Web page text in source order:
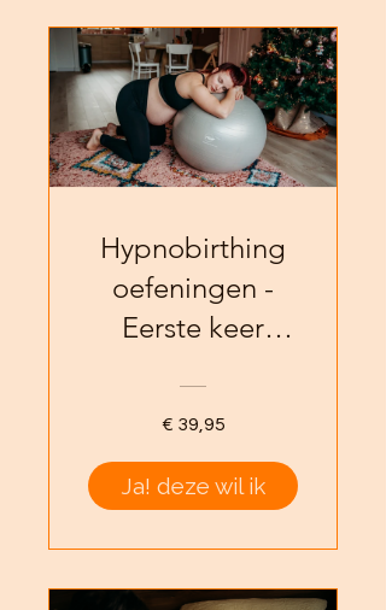
Hypnobirthing
oefeningen -
Eerste keer
€ 39,95
Ja! deze wil ik